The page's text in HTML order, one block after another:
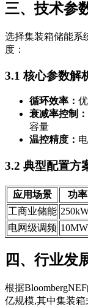
三、技术参
选择集装箱储能系
度：
3.1 核心参数解
循环效率：
衰减率控制：
容量
温控精度：
3.2 典型配置方
应用场景 功
工商业储能
电网级调频
四、行业发
根据
亿规模,其中集装